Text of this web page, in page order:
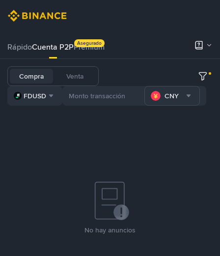
RápidoCuenta P2PPrémium
Asegurado
Compra Venta
FDUSD CNY
No hay anuncios